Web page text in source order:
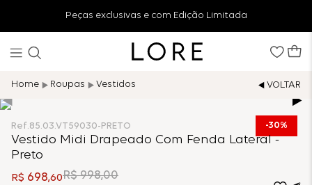
Peças exclusivas e com Edição Limitada
Roupas Vestidos
30%
Ref.85.03.VT59030-PRETO
Vestido Midi Drapeado Com Fenda Lateral -
Preto
R$ 698,60R$ 998,00